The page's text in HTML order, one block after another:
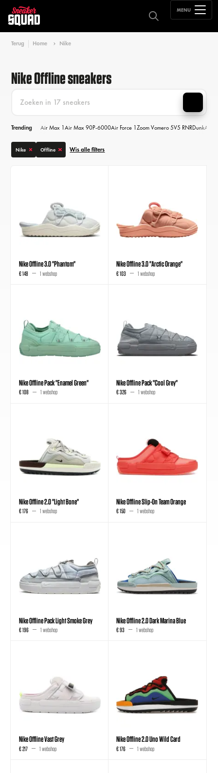
MENU
Terug Home Nike
Nike Offline sneakers
Trending Air Max 1Air Max 90P-6000Air Force 1Zoom Vomero 5V5 RNRDunkAir
Nike Offline Wis alle filters
Nike Offline 3.0 "Phantom"
€ 148 1 webshop
Nike Offline 3.0 "Arctic Orange"
€ 103 1 webshop
Nike Offline Pack "Enamel Green"
€ 108 1 webshop
Nike Offline Pack "Cool Grey"
€ 326 1 webshop
Nike Offline 2.0 "Light Bone"
€ 176 1 webshop
Nike Offline Slip-On Team Orange
€ 150 1 webshop
Nike Offline Pack Light Smoke Grey
€ 196 1 webshop
Nike Offline 2.0 Dark Marina Blue
€ 93 1 webshop
Nike Offline Vast Grey
€ 217 1 webshop
Nike Offline 2.0 Uno Wild Card
€ 176 1 webshop